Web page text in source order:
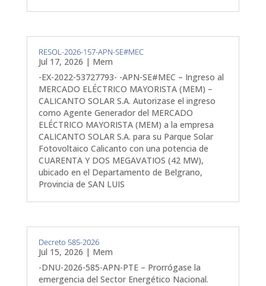
RESOL-2026-157-APN-SE#MEC
Jul 17, 2026 | Mem
-EX-2022-53727793- -APN-SE#MEC – Ingreso al
MERCADO ELÉCTRICO MAYORISTA (MEM) –
CALICANTO SOLAR S.A. Autorizase el ingreso
como Agente Generador del MERCADO
ELÉCTRICO MAYORISTA (MEM) a la empresa
CALICANTO SOLAR S.A. para su Parque Solar
Fotovoltaico Calicanto con una potencia de
CUARENTA Y DOS MEGAVATIOS (42 MW),
ubicado en el Departamento de Belgrano,
Provincia de SAN LUIS
Decreto 585-2026
Jul 15, 2026 | Mem
-DNU-2026-585-APN-PTE – Prorrógase la
emergencia del Sector Energético Nacional.